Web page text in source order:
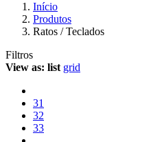
Início
Produtos
Ratos / Teclados
Filtros
View as: list grid
31
32
33